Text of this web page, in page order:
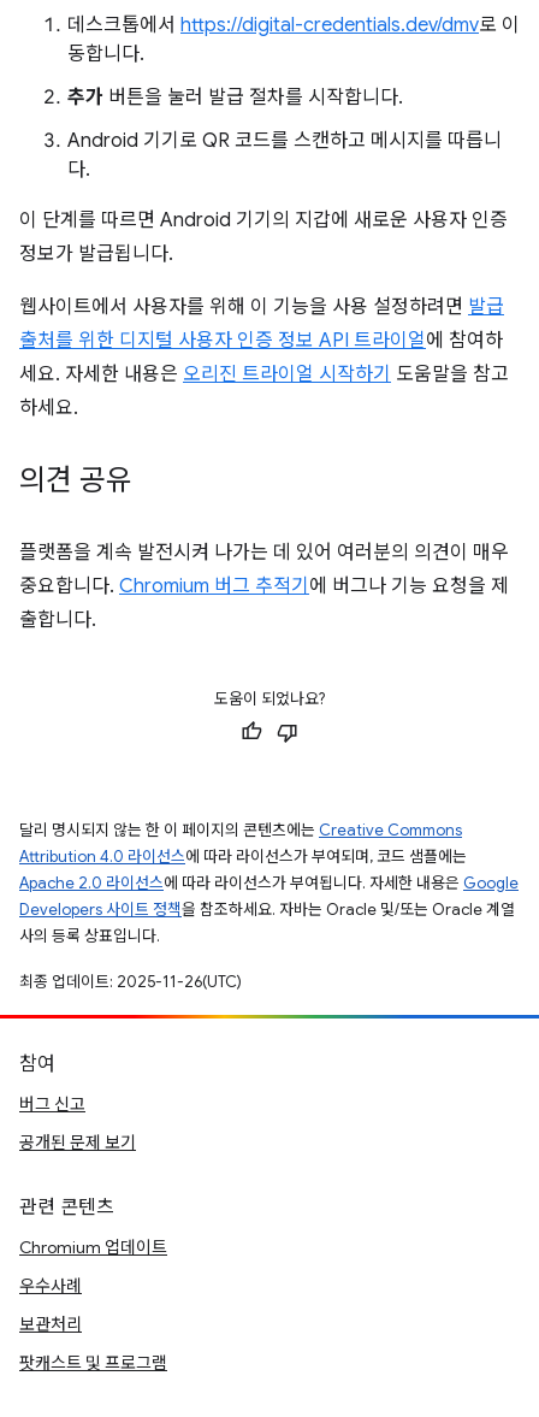
데스크톱에서 https://digital-credentials.dev/dmv로 이
동합니다.
추가 버튼을 눌러 발급 절차를 시작합니다.
Android 기기로 QR 코드를 스캔하고 메시지를 따릅니
다.
이 단계를 따르면 Android 기기의 지갑에 새로운 사용자 인증
정보가 발급됩니다.
웹사이트에서 사용자를 위해 이 기능을 사용 설정하려면 발급
출처를 위한 디지털 사용자 인증 정보 API 트라이얼에 참여하
세요. 자세한 내용은 오리진 트라이얼 시작하기 도움말을 참고
하세요.
의견 공유
플랫폼을 계속 발전시켜 나가는 데 있어 여러분의 의견이 매우
중요합니다. Chromium 버그 추적기 에 버그나 기능 요청을 제
출합니다.
도움이 되었나요?
달리 명시되지 않는 한 이 페이지의 콘텐츠에는 Creative Commons
Attribution 4.0 라이선스에 따라 라이선스가 부여되며, 코드 샘플에는
Apache 2.0 라이선스에 따라 라이선스가 부여됩니다. 자세한 내용은 Google
Developers 사이트 정책을 참조하세요. 자바는 Oracle 및/또는 Oracle 계열
사의 등록 상표입니다.
최종 업데이트: 2025-11-26(UTC)
참여
버그 신고
공개된 문제 보기
관련 콘텐츠
Chromium 업데이트
우수사례
보관처리
팟캐스트 및 프로그램